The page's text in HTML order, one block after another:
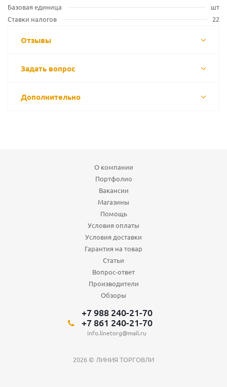
Базовая единица
шт
Ставки налогов
22
Отзывы
Задать вопрос
Дополнительно
О компании
Портфолио
Вакансии
Магазины
Помощь
Условия оплаты
Условия доставки
Гарантия на товар
Статьи
Вопрос-ответ
Производители
Обзоры
+7 988 240-21-70
+7 861 240-21-70
info.linetorg@mail.ru
2026 © ЛИНИЯ ТОРГОВЛИ